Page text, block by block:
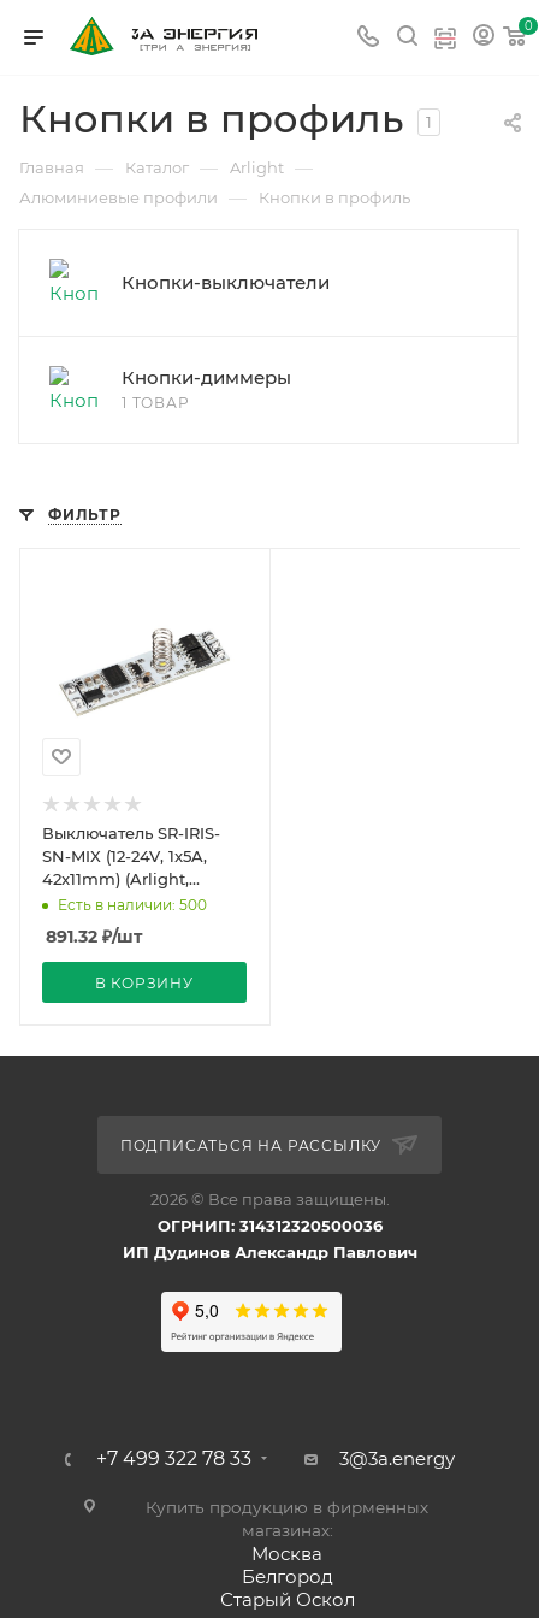
0
Кнопки в профиль 1
Главная — Каталог — Arlight —
Алюминиевые профили — Кнопки в профиль
Кнопки-выключатели
Кнопки-диммеры
1 ТОВАР
ФИЛЬТР
Выключатель SR-IRIS-
SN-MIX (12-24V, 1x5A,
42x11mm) (Arlight,
Открытый)
Есть в наличии: 500
891.32 ₽/шт
В КОРЗИНУ
ПОДПИСАТЬСЯ НА РАССЫЛКУ
2026 © Все права защищены.
ОГРНИП: 314312320500036
ИП Дудинов Александр Павлович
+7 499 322 78 33 3@3a.energy
Купить продукцию в фирменных
магазинах:
Москва
Белгород
Старый Оскол